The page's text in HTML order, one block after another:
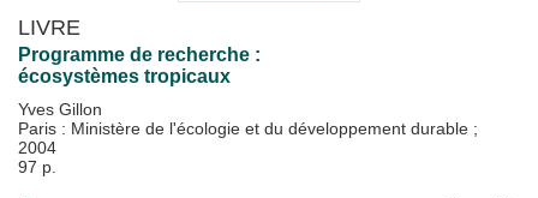
LIVRE
Programme de recherche :
écosystèmes tropicaux
Yves Gillon
Paris : Ministère de l'écologie et du développement durable ;
2004
97 p.